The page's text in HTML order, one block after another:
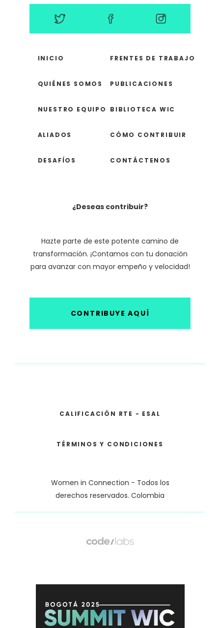
INICIO
QUIÉNES SOMOS
NUESTRO EQUIPO
ALIADOS
DESAFÍOS
FRENTES DE TRABAJO
PUBLICACIONES
BIBLIOTECA WIC
CÓMO CONTRIBUIR
CONTÁCTENOS
¿Deseas contribuir?
Hazte parte de este potente camino de
transformación. ¡Contamos con tu donación
para avanzar con mayor empeño y velocidad!
CONTRIBUYE AQUÍ
Women in Connection - Todos los
derechos reservados. Colombia
TÉRMINOS Y CONDICIONES
CALIFICACIÓN RTE - ESAL